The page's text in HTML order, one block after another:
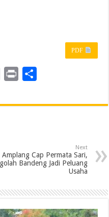
PDF
a
i
a
Next
Amplang Cap Permata Sari,
Bandeng Jadi Peluang
Usaha